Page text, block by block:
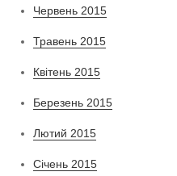
Червень 2015
Травень 2015
Квітень 2015
Березень 2015
Лютий 2015
Січень 2015